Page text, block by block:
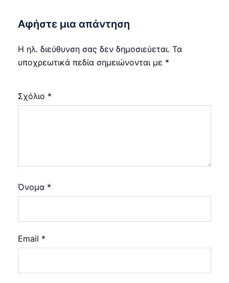
Αφήστε μια απάντηση
Η ηλ. διεύθυνση σας δεν δημοσιεύεται. Τα
υποχρεωτικά πεδία σημειώνονται με *
Σχόλιο *
Όνομα *
Email *